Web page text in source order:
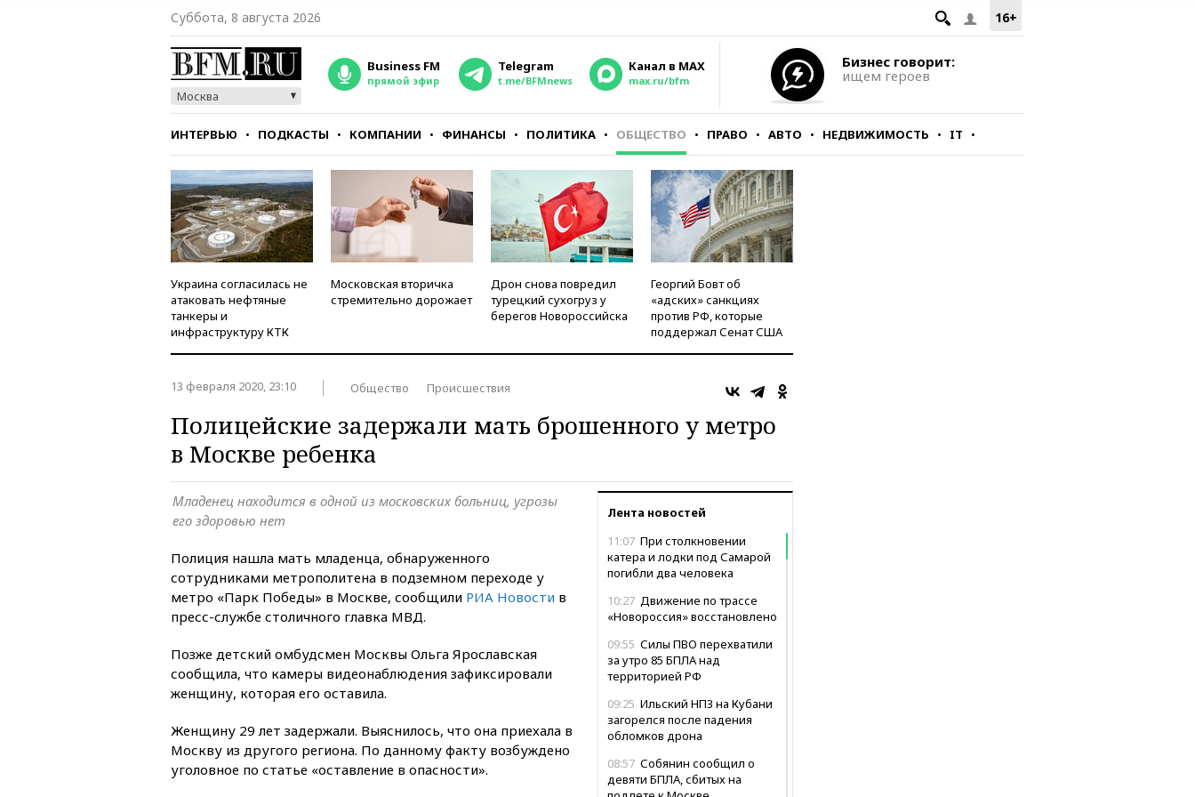
16+
Суббота, 8 августа 2026
Москва
Business FM
прямой эфир
Telegram
t.me/BFMnews
Канал в MAX
max.ru/bfm
Бизнес говорит:
ищем героев
ИНТЕРВЬЮ ПОДКАСТЫ КОМПАНИИ ФИНАНСЫ ПОЛИТИКА ОБЩЕСТВО ПРАВО АВТО НЕДВИЖИМОСТЬ IT
СТИЛЬ ТЕСТЫ
Украина согласилась не
атаковать нефтяные
танкеры и
инфраструктуру КТК
Московская вторичка
стремительно дорожает
Дрон снова повредил
турецкий сухогруз у
берегов Новороссийска
Георгий Бовт об
«адских» санкциях
против РФ, которые
поддержал Сенат США
13 февраля 2020, 23:10 Общество Происшествия
Полицейские задержали мать брошенного у метро
в Москве ребенка
Лента новостей
11:07 При столкновении
катера и лодки под Самарой
погибли два человека
10:27 Движение по трассе
«Новороссия» восстановлено
09:55 Силы ПВО перехватили
за утро 85 БПЛА над
территорией РФ
09:25 Ильский НПЗ на Кубани
загорелся после падения
обломков дрона
08:57 Собянин сообщил о
девяти БПЛА, сбитых на
Младенец находится в одной из московских больниц, угрозы
его здоровью нет
Полиция нашла мать младенца, обнаруженного
сотрудниками метрополитена в подземном переходе у
метро «Парк Победы» в Москве, сообщили РИА Новости в
пресс-службе столичного главка МВД.
Позже детский омбудсмен Москвы Ольга Ярославская
сообщила, что камеры видеонаблюдения зафиксировали
женщину, которая его оставила.
Женщину 29 лет задержали. Выяснилось, что она приехала в
Москву из другого региона. По данному факту возбуждено
уголовное по статье «оставление в опасности».